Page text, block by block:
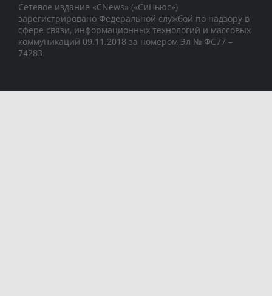
Сетевое издание «CNews» («СиНьюс»)
зарегистрировано Федеральной службой по надзору в
сфере связи, информационных технологий и массовых
коммуникаций 09.11.2018 за номером Эл № ФС77 –
74283